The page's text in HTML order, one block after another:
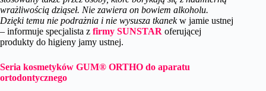
wrażliwością dziąseł. Nie zawiera on bowiem alkoholu.
Dzięki temu nie podrażnia i nie wysusza tkanekw jamie ustnej
– informuje specjalista z firmy SUNSTAR oferującej
produkty do higieny jamy ustnej.
Seria kosmetyków GUM® ORTHO do aparatu
ortodontycznego